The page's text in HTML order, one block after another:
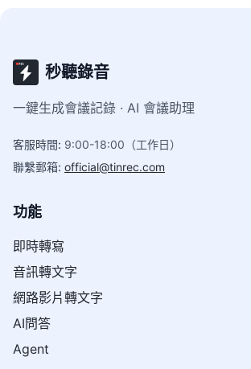
秒聽錄音
一鍵生成會議記錄 · AI 會議助理
客服時間: 9:00-18:00（工作日）
聯繫郵箱: official@tinrec.com
功能
即時轉寫
音訊轉文字
網路影片轉文字
AI問答
Agent